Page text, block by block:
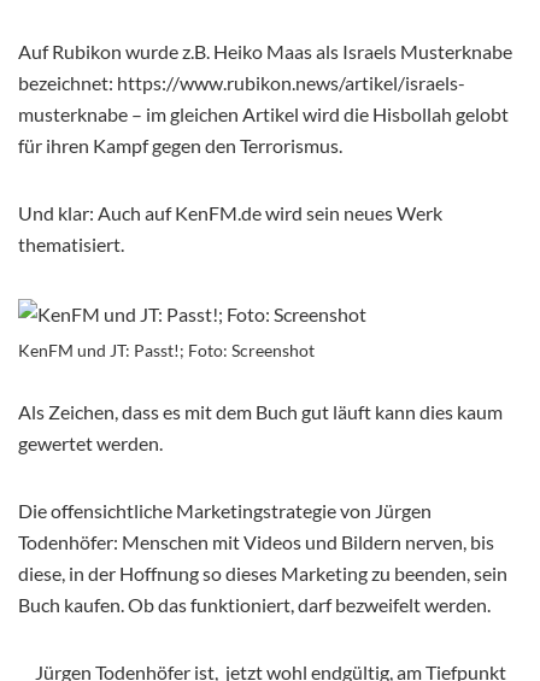
Auf Rubikon wurde z.B. Heiko Maas als Israels Musterknabe
bezeichnet: https://www.rubikon.news/artikel/israels-
musterknabe – im gleichen Artikel wird die Hisbollah gelobt
für ihren Kampf gegen den Terrorismus.
Und klar: Auch auf KenFM.de wird sein neues Werk
thematisiert.
KenFM und JT: Passt!; Foto: Screenshot
Als Zeichen, dass es mit dem Buch gut läuft kann dies kaum
gewertet werden.
Die offensichtliche Marketingstrategie von Jürgen
Todenhöfer: Menschen mit Videos und Bildern nerven, bis
diese, in der Hoffnung so dieses Marketing zu beenden, sein
Buch kaufen. Ob das funktioniert, darf bezweifelt werden.
Jürgen Todenhöfer ist, jetzt wohl endgültig, am Tiefpunkt